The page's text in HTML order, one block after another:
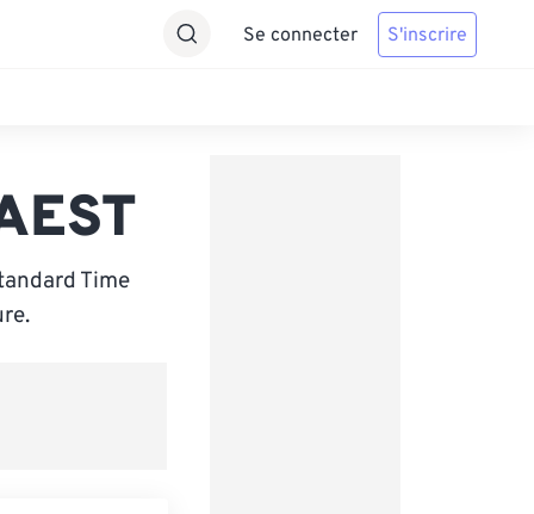
Se connecter S'inscrire
Time